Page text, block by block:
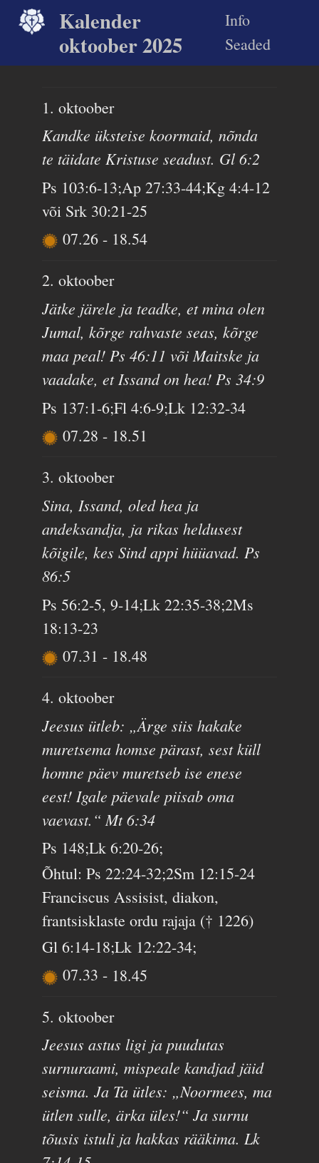
Kalender
oktoober 2025
Info
Seaded
1. oktoober
Kandke üksteise koormaid, nõnda
te täidate Kristuse seadust. Gl 6:2
Ps 103:6-13;Ap 27:33-44;Kg 4:4-12
või Srk 30:21-25
07.26 - 18.54
2. oktoober
Jätke järele ja teadke, et mina olen
Jumal, kõrge rahvaste seas, kõrge
maa peal! Ps 46:11 või Maitske ja
vaadake, et Issand on hea! Ps 34:9
Ps 137:1-6;Fl 4:6-9;Lk 12:32-34
07.28 - 18.51
3. oktoober
Sina, Issand, oled hea ja
andeksandja, ja rikas heldusest
kõigile, kes Sind appi hüüavad. Ps
86:5
Ps 56:2-5, 9-14;Lk 22:35-38;2Ms
18:13-23
07.31 - 18.48
4. oktoober
Jeesus ütleb: „Ärge siis hakake
muretsema homse pärast, sest küll
homne päev muretseb ise enese
eest! Igale päevale piisab oma
vaevast.“ Mt 6:34
Ps 148;Lk 6:20-26;
Õhtul: Ps 22:24-32;2Sm 12:15-24
Franciscus Assisist, diakon,
frantsisklaste ordu rajaja († 1226)
Gl 6:14-18;Lk 12:22-34;
07.33 - 18.45
5. oktoober
Jeesus astus ligi ja puudutas
surnuraami, mispeale kandjad jäid
seisma. Ja Ta ütles: „Noormees, ma
ütlen sulle, ärka üles!“ Ja surnu
tõusis istuli ja hakkas rääkima. Lk